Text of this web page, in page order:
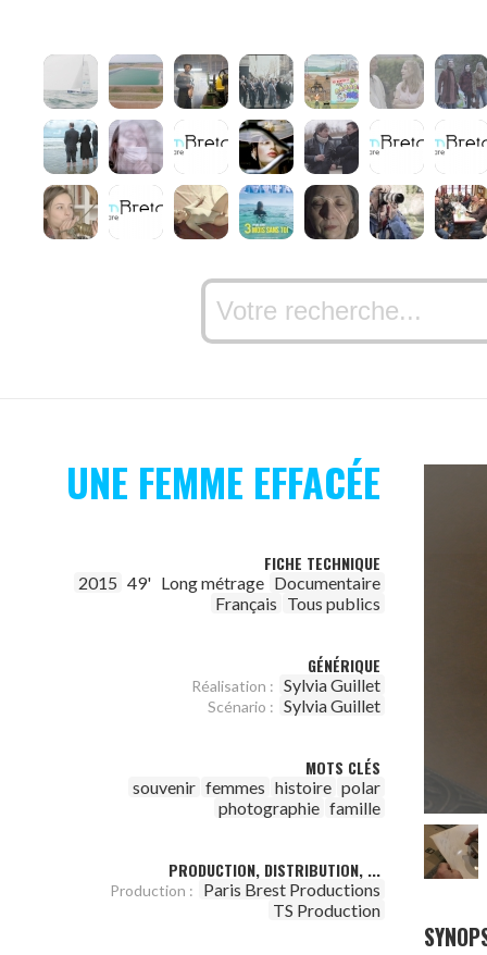
UNE FEMME EFFACÉE
FICHE TECHNIQUE
2015 49' Long métrage Documentaire
Français Tous publics
GÉNÉRIQUE
Réalisation : Sylvia Guillet
Scénario : Sylvia Guillet
MOTS CLÉS
souvenir femmes histoire polar
photographie famille
PRODUCTION, DISTRIBUTION, ...
Production :
Paris Brest Productions
TS Production